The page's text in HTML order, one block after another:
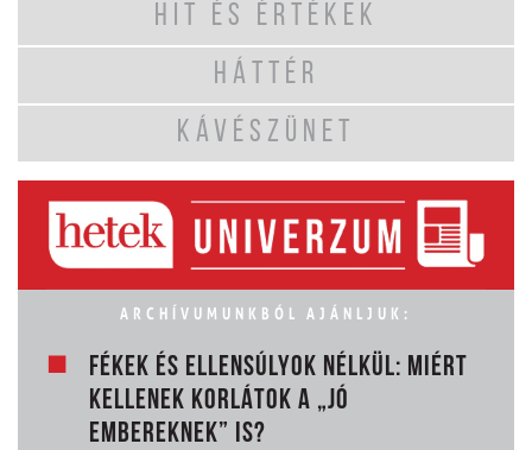
HIT ÉS ÉRTÉKEK
HÁTTÉR
KÁVÉSZÜNET
ARCHÍVUMUNKBÓL AJÁNLJUK:
FÉKEK ÉS ELLENSÚLYOK NÉLKÜL: MIÉRT
KELLENEK KORLÁTOK A „JÓ
EMBEREKNEK” IS?